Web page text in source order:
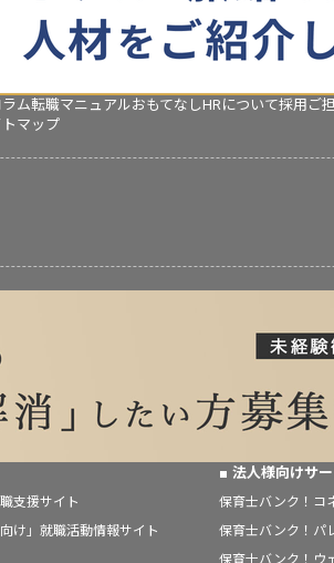
ム転職マニュアルおもてなしHRについて採用ご
トマップ
支援サイト
け」就職活動情報サイト
法人様向けサ
保育士バンク！コ
保育士バンク！パ
保育士バンク！ウ